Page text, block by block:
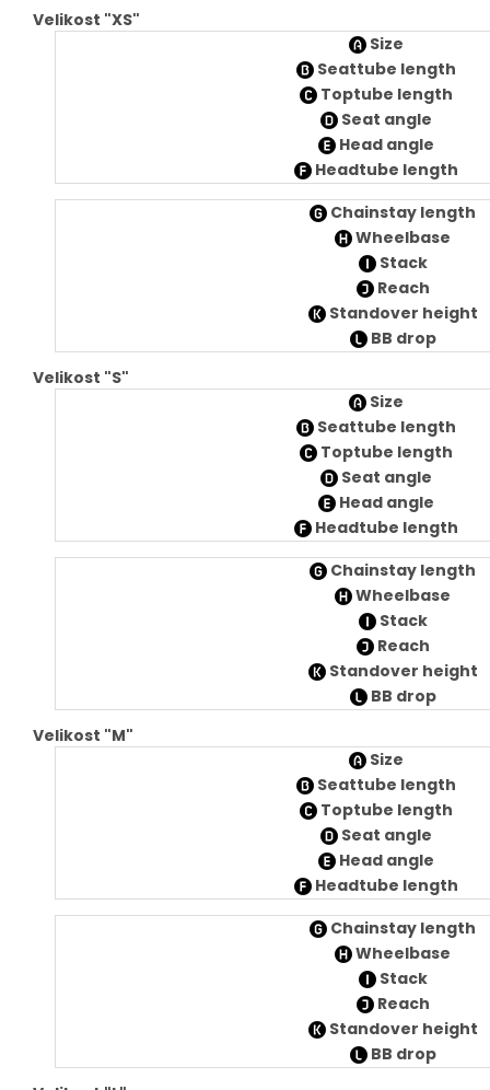
Velikost "XS"
Size
Seattube length
Toptube length
Seat angle
Head angle
Headtube length
Chainstay length
Wheelbase
Stack
Reach
Standover height
BB drop
Velikost "S"
Size
Seattube length
Toptube length
Seat angle
Head angle
Headtube length
Chainstay length
Wheelbase
Stack
Reach
Standover height
BB drop
Velikost "M"
Size
Seattube length
Toptube length
Seat angle
Head angle
Headtube length
Chainstay length
Wheelbase
Stack
Reach
Standover height
BB drop